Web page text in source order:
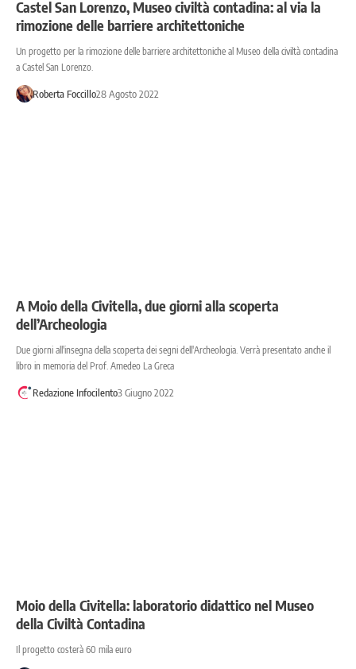
Castel San Lorenzo, Museo civiltà contadina: al via la
rimozione delle barriere architettoniche
Un progetto per la rimozione delle barriere architettoniche al Museo della civiltà contadina
a Castel San Lorenzo.
Roberta Foccillo28 Agosto 2022
A Moio della Civitella, due giorni alla scoperta
dell’Archeologia
Due giorni all'insegna della scoperta dei segni dell'Archeologia. Verrà presentato anche il
libro in memoria del Prof. Amedeo La Greca
Redazione Infocilento3 Giugno 2022
Moio della Civitella: laboratorio didattico nel Museo
della Civiltà Contadina
Il progetto costerà 60 mila euro